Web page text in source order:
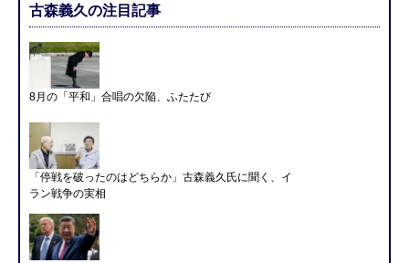
古森義久の注目記事
8月の「平和」合唱の欠陥、ふたたび
「停戦を破ったのはどちらか」古森義久氏に聞く、イ
ラン戦争の実相